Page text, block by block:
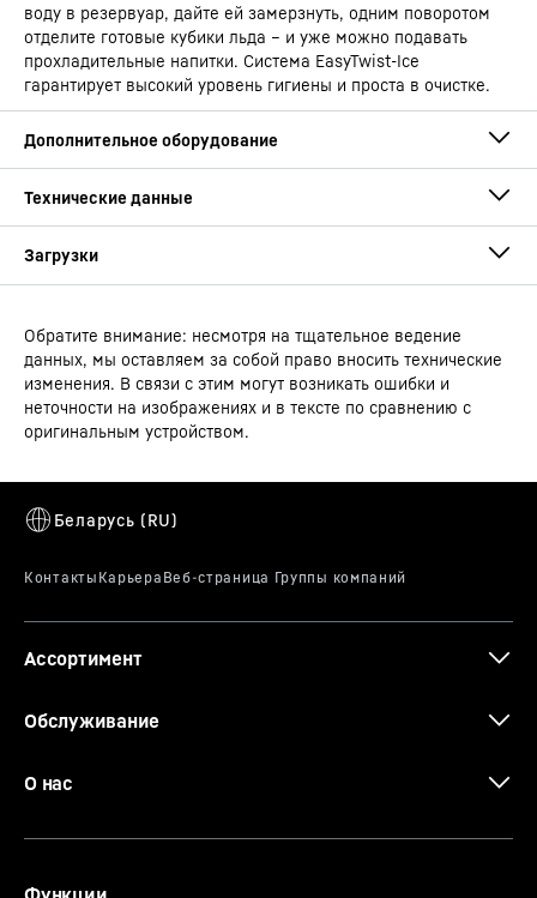
воду в резервуар, дайте ей замерзнуть, одним поворотом
отделите готовые кубики льда – и уже можно подавать
прохладительные напитки. Система EasyTwist-Ice
гарантирует высокий уровень гигиены и проста в очистке.
Утопленная ручка
сплошной и эргономичной утопленной ручке
впишется в вашу кухню без ручек.
Тип устройства
Комбинированный
холодильник-морозильник с
EasyFresh и NoFrost
Штрих-код 4016803160496
Руководство по эксплуатации
Габаритный чертеж
3D-данные
Обратите внимание: несмотря на тщательное ведение
данных, мы оставляем за собой право вносить технические
изменения. В связи с этим могут возникать ошибки и
неточности на изображениях и в тексте по сравнению с
оригинальным устройством.
Ассортимент
Обслуживание
О нас